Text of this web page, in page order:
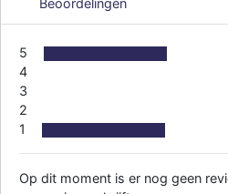
Beoordelingen
5
4
3
2
1
Op dit moment is er nog geen